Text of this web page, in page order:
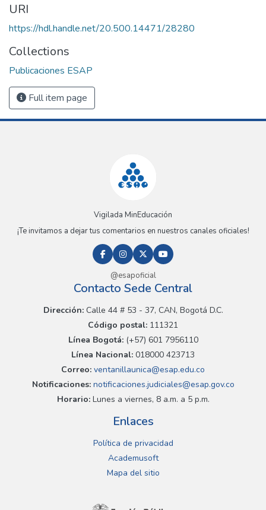
URI
https://hdl.handle.net/20.500.14471/28280
Collections
Publicaciones ESAP
Full item page
Vigilada MinEducación
¡Te invitamos a dejar tus comentarios en nuestros canales oficiales!
@esapoficial
Contacto Sede Central
Dirección:Calle 44 # 53 - 37, CAN, Bogotá D.C.
Código postal: 111321
Línea Bogotá:(+57) 601 7956110
Línea Nacional: 018000 423713
Correo: ventanillaunica@esap.edu.co
Notificaciones:notificaciones.judiciales@esap.gov.co
Horario:Lunes a viernes, 8 a.m. a 5 p.m.
Enlaces
Política de privacidad
Academusoft
Mapa del sitio